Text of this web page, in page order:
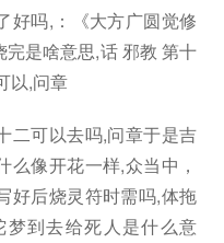
好吗,：《大方广圆觉修
是啥意思,话 邪教 第十
以,问章
二可以去吗,问章于是吉
像开花一样,众当中，
好后烧灵符时需吗,体拖
到去给死人是什么意